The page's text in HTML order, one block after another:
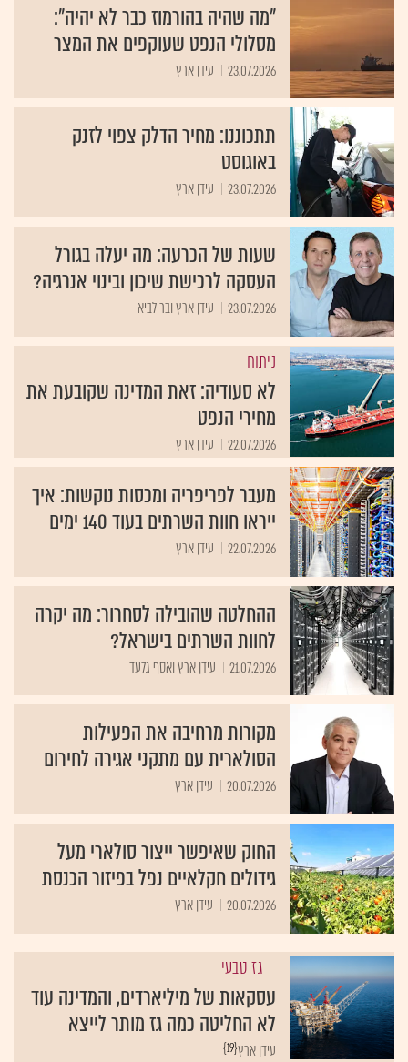
"מה שהיה בהורמוז כבר לא יהיה":
מסלולי הנפט שעוקפים את המצר
23.07.2026 עידן ארץ
תתכוננו: מחיר הדלק צפוי לזנק
באוגוסט
23.07.2026 עידן ארץ
שעות של הכרעה: מה יעלה בגורל
העסקה לרכישת שיכון ובינוי אנרגיה?
23.07.2026 עידן ארץ ובר לביא
ניתוח
לא סעודיה: זאת המדינה שקובעת את
מחירי הנפט
22.07.2026 עידן ארץ
מעבר לפריפריה ומכסות נוקשות: איך
ייראו חוות השרתים בעוד 140 ימים
22.07.2026 עידן ארץ
ההחלטה שהובילה לסחרור: מה יקרה
לחוות השרתים בישראל?
21.07.2026 עידן ארץ ואסף גלעד
מקורות מרחיבה את הפעילות
הסולארית עם מתקני אגירה לחירום
20.07.2026 עידן ארץ
החוק שאיפשר ייצור סולארי מעל
גידולים חקלאיים נפל בפיזור הכנסת
20.07.2026 עידן ארץ
גז טבעי
עסקאות של מיליארדים, והמדינה עוד
לא החליטה כמה גז מותר לייצא
{19}עידן ארץ